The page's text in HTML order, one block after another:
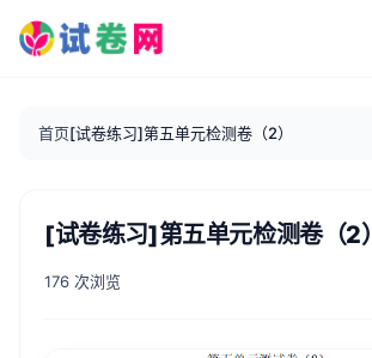
首页[试卷练习]第五单元检测卷（2）
[试卷练习]第五单元检测卷（2）
176 次浏览